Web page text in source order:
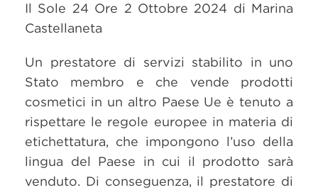
Il Sole 24 Ore 2 Ottobre 2024 di Marina
Castellaneta
Un prestatore di servizi stabilito in uno
Stato membro e che vende prodotti
cosmetici in un altro Paese Ue è tenuto a
rispettare le regole europee in materia di
etichettatura, che impongono l’uso della
lingua del Paese in cui il prodotto sarà
venduto. Di conseguenza, il prestatore di